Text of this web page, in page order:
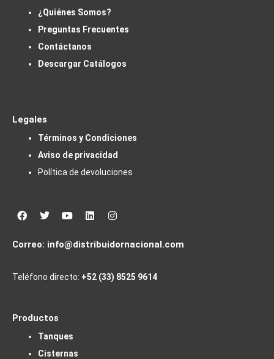
¿Quiénes Somos?
Preguntas Frecuentes
Contáctanos
Descargar Catálogos
Legales
Términos y Condiciones
Aviso de privacidad
Política de devoluciones
Facebook
TwitterYoutubeLinkedinInstagram
Correo: info@distribuidornacional.com
Teléfono directo: +52 (33) 8525 9614
Productos
Tanques
Cisternas